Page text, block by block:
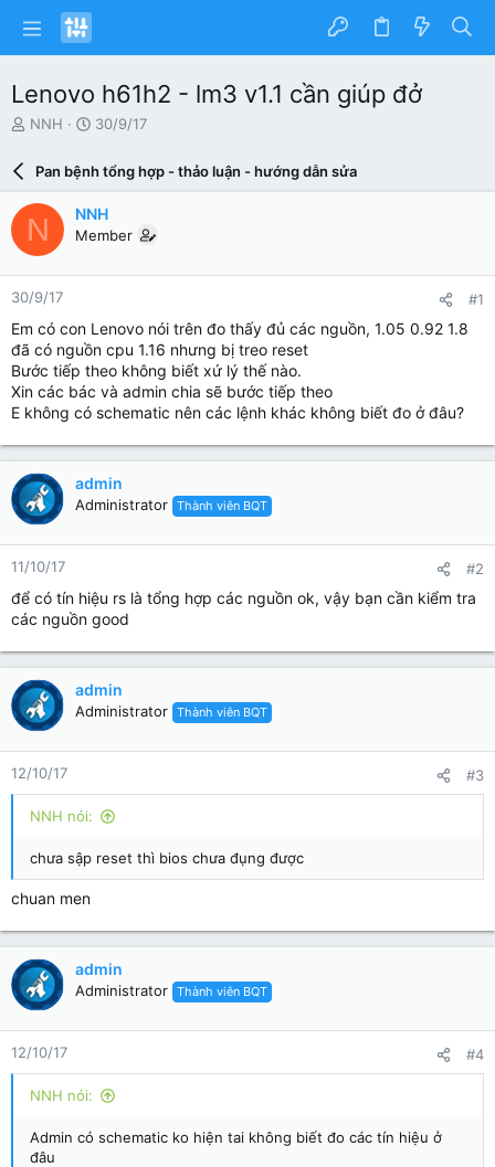
Lenovo h61h2 - lm3 v1.1 cần giúp đở
N
ư
ờ
i
k
h
ở
i
t
NNH
N
y
ử
i
30/9/17
Pan bệnh tổng hợp - thảo luận - hướng dẫn sửa
N NNH
Member
30/9/17 #1
Em có con Lenovo nói trên đo thấy đủ các nguồn, 1.05 0.92 1.8
đã có nguồn cpu 1.16 nhưng bị treo reset
Bước tiếp theo không biết xứ lý thế nào.
Xin các bác và admin chia sẽ bước tiếp theo
E không có schematic nên các lệnh khác không biết đo ở đâu?
admin
Administrator Thành viên BQT
11/10/17 #2
để có tín hiệu rs là tổng hợp các nguồn ok, vậy bạn cần kiểm tra
các nguồn good
admin
Administrator Thành viên BQT
12/10/17 #3
NNH nói:
chưa sập reset thì bios chưa đụng được
chuan men
admin
Administrator Thành viên BQT
12/10/17 #4
NNH nói:
Admin có schematic ko hiện tai không biết đo các tín hiệu ở
đâu